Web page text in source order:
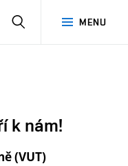
MENU
k nám!
(VUT)